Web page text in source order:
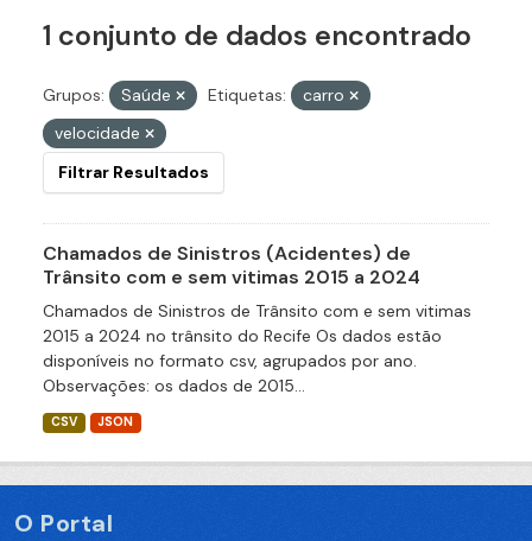
1 conjunto de dados encontrado
Grupos: Saúde Etiquetas:
carro
velocidade
Filtrar Resultados
Chamados de Sinistros (Acidentes) de
Trânsito com e sem vitimas 2015 a 2024
Chamados de Sinistros de Trânsito com e sem vitimas
2015 a 2024 no trânsito do Recife Os dados estão
disponíveis no formato csv, agrupados por ano.
Observações: os dados de 2015...
CSV JSON
O Portal